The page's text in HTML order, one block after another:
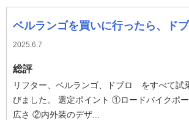
ベルランゴを買いに行ったら、ドブロ
2025.6.7
総評
リフター、ベルランゴ、ドブロ をすべて試
びました。 選定ポイント ①ロードバイクポ
広さ ②内外装のデザ...